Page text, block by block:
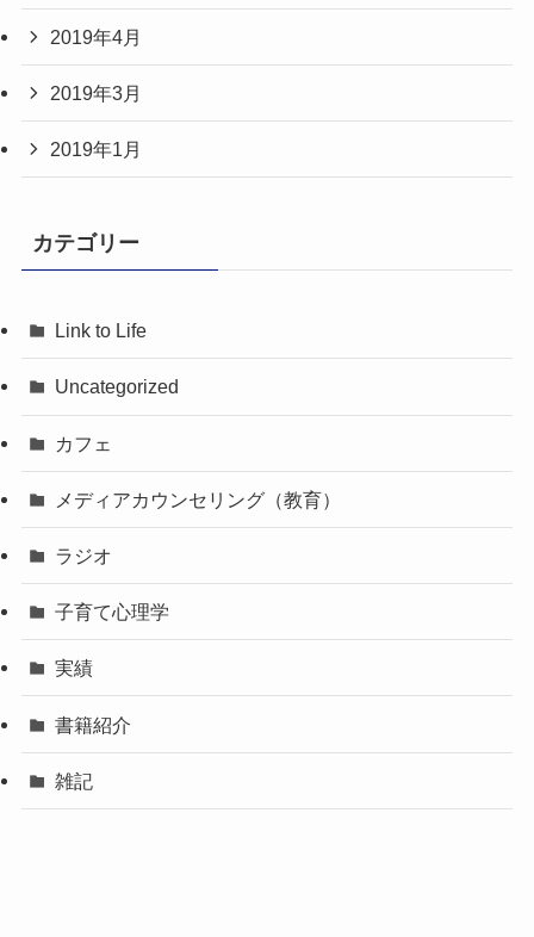
2019年4月
2019年3月
2019年1月
カテゴリー
Link to Life
Uncategorized
カフェ
メディアカウンセリング（教育）
ラジオ
子育て心理学
実績
書籍紹介
雑記